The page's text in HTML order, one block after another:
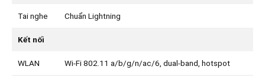
Tai nghe Chuẩn Lightning
Kết nối
WLAN Wi-Fi 802.11 a/b/g/n/ac/6, dual-band, hotspot